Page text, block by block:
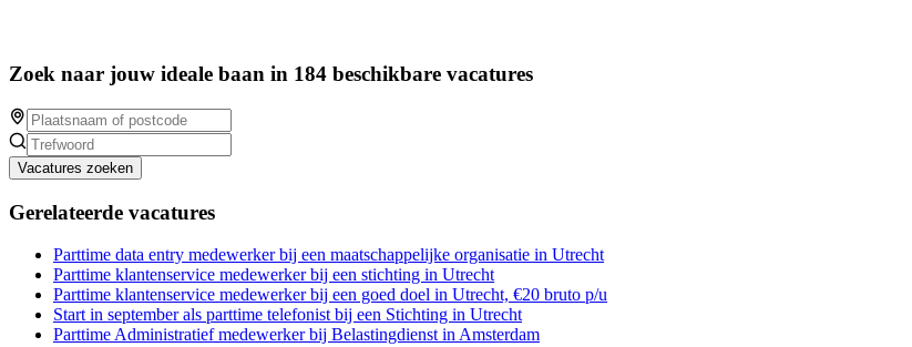
Zoek naar jouw ideale baan in 184 beschikbare vacatures
Vacatures zoeken
Gerelateerde vacatures
Parttime data entry medewerker bij een maatschappelijke organisatie in Utrecht
Parttime klantenservice medewerker bij een stichting in Utrecht
Parttime klantenservice medewerker bij een goed doel in Utrecht, €20 bruto p/u
Start in september als parttime telefonist bij een Stichting in Utrecht
Parttime Administratief medewerker bij Belastingdienst in Amsterdam